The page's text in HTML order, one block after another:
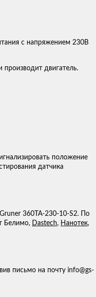
с напряжением 230В
производит двигатель.
положение
датчика
360TA-230-10-S2. По
Белимо, Dastech, Нанотек,
письмо на почту info@gs-